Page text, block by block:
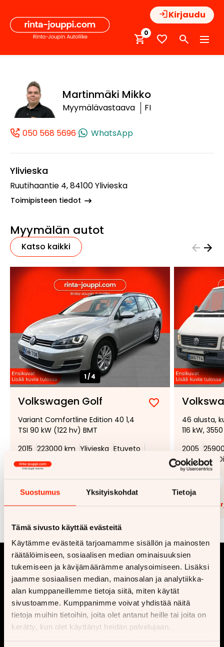
Suostumus Yksityiskohdat Tietoja
Tämä sivusto käyttää evästeitä
Käytämme evästeitä tarjoamamme sisällön ja mainosten
räätälöimiseen, sosiaalisen median ominaisuuksien
tukemiseen ja kävijämäärämme analysoimiseen. Lisäksi
jaamme sosiaalisen median, mainosalan ja analytiikka-
alan kumppaneillemme tietoja siitä, miten käytät
sivustoamme. Kumppanimme voivat yhdistää näitä
tietoja muihin tietoihin, joita olet antanut heille tai joita on
kerätty, kun olet käyttänyt heidän palvelujaan.
sisältöön
Kirjaudu
0
Martinmäki Mikko
Myymälävastaava FI
050 568 5696
(+358505685696, 0505685696,
WhatsApp
Ylivieska
Ruutihaantie 4, 84100 Ylivieska
Toimipisteen tiedot
Myymälän autot
Katso kaikki
1/4
Volkswagen Golf
Lisää
suosikiksi
Poista
suosikeista
Variant Comfortline Edition 40 1,4
TSI 90 kW (122 hv) BMT
2015 223000 km Ylivieska Etuveto
Manuaali
Lisää tarjouspyyntöön
46 alusta,
116 kW, 3550
2005
Manuaali
Lisää
Yritys Osta